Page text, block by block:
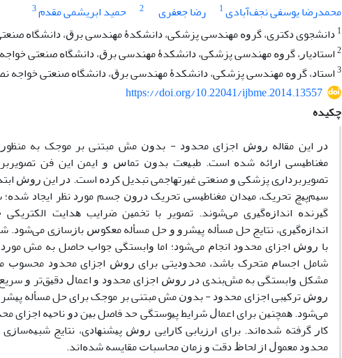
محمدرضا یوسفی نجف‌آبادی1 رضا جعفری 2 حمید ابریشمی مقدم3
1ﺩﺍﻧﺸﺠﻮی ﺩﻛﺘﺮی، ﮔﺮﻭﻩ ﻣﻬﻨﺪﺳﻰ ﭘﺰﺷﻜﻰ، ﺩﺍﻧﺸﻜﺪﮤ ﻣﻬﻨﺪﺳﻰ ﺑﺮﻕ، ﺩﺍﻧﺸﮕﺎﻩ
2ﺍﺳﺘﺎﺩﻳﺎﺭ، ﮔﺮﻭﻩ ﻣﻬﻨﺪﺳﻰ ﭘﺰﺷﻜﻰ، ﺩﺍﻧﺸﻜﺪﮤ ﻣﻬﻨﺪﺳﻰ ﺑﺮﻕ، ﺩﺍﻧﺸﮕﺎﻩ ﺻﻨﻌﺘﻰ
3ﺍﺳﺘﺎﺩ، ﮔﺮﻭﻩ ﻣﻬﻨﺪﺳﻰ ﭘﺰﺷﻜﻰ، ﺩﺍﻧﺸﻜﺪﮤ ﻣﻬﻨﺪﺳﻰ ﺑﺮﻕ، ﺩﺍﻧﺸﮕﺎﻩ ﺻﻨﻌﺘﻰ ﺧﻮﺍﺟﻪ
https://doi.org/10.22041/ijbme.2014.13557
چکیده
ﺩﺭ ﺍﻳﻦ ﻣﻘﺎﻟﻪ ﺭﻭﺵ ﺍﺟﺰﺍی ﻣﺤﺪﻭﺩ - ﺑﺪﻭﻥ ﻣﺶ ﻣﺒﺘﻨﻰ ﺑﺮ ﻣﻮﺟﮏ ﺑﻪ ﻣﻨﻈﻮﺭ
ﻣﻐﻨﺎﻃﻴﺴﻰ ﺍﺭﺍﺋﻪ ﺷﺪﻩ ﺍﺳﺖ. ﻃﺒﻴﻌﺖ ﺑﺪﻭﻥ ﺗﻤﺎﺱ ﻭ ﺍﻳﻤﻦ ﺍﻳﻦ ﻓﻦ
ﺗﺼﻮﻳﺮﺑﺮﺩﺍﺭی ﭘﺰﺷﻜﻰ ﻭ ﺻﻨﻌﺘﻰ ﻏﻴﺮﺗﻬﺎﺟﻤﻰ ﺗﺒﺪﻳﻞ ﻛﺮﺩﻩ ﺍﺳﺖ. ﺩﺭ ﺍﻳﻦ ﺭﻭﺵ
ﺳﻴﻢﭘﻴﭻ ﺗﺤﺮﻳﮏ، ﻣﻴﺪﺍﻥ ﻣﻐﻨﺎﻃﻴﺴﻰ ﺗﺤﺮﻳﮏ ﺩﺭﻭﻥ ﺟﺴﻢ ﻣﻮﺭﺩ ﻧﻈﺮ ﺍﻳﺠﺎﺩ ﺷﺪﻩ؛
ﮔﻴﺮﻧﺪﻩ ﺍﻧﺪﺍﺯﻩﮔﻴﺮی ﻣﻰﺷﻮﻧﺪ. ﺗﺼﻮﻳﺮ ﺑﺎ ﺗﺨﻤﻴﻦ ﺿﺮﺍﻳﺐ ﻫﺪﺍﻳﺖ
ﺍﻧﺪﺍﺯﻩﮔﻴﺮی، ﻧﺘﺎﻳﺞ ﺣﻞ ﻣﺴﺄﻟﻪ ﭘﻴﺸﺮﻭ ﻭ ﺣﻞ ﻣﺴﺄﻟﻪ ﻣﻌﻜﻮﺱ ﺑﺎﺯﺳﺎﺯی ﻣﻰﺷﻮﺩ.
ﺑﺎ ﺭﻭﺵ ﺍﺟﺰﺍی ﻣﺤﺪﻭﺩ ﺍﻧﺠﺎﻡ ﻣﻰﺷﻮﺩ؛ ﺍﻣﺎ ﻭﺍﺑﺴﺘﮕﻰ ﺟﻮﺍﺏ ﺣﺎﺻﻞ ﺑﻪ ﻣﺶ ﻣﻮﺭﺩ
ﺷﺎﻣﻞ ﺍﺟﺴﺎﻡ ﻣﺘﺤﺮک ﺑﺎﺷﺪ، ﻣﺤﺪﻭﺩﻳﺘﻰ ﺑﺮﺍی ﺭﻭﺵ ﺍﺟﺰﺍی ﻣﺤﺪﻭﺩ ﻣﺤﺴﻮﺏ
ﻣﺸﻜﻞ ﻭﺍﺑﺴﺘﮕﻰ ﺑﻪ ﻣﺶﺑﻨﺪی ﺩﺭ ﺭﻭﺵ ﺍﺟﺰﺍی ﻣﺤﺪﻭﺩ ﻭ ﺍﻋﻤﺎﻝ ﺩﻗﻴﻖﺗﺮ ﻭ
ﺭﻭﺵ ﺗﺮﻛﻴﺒﻰ ﺍﺟﺰﺍی ﻣﺤﺪﻭﺩ - ﺑﺪﻭﻥ ﻣﺶ ﻣﺒﺘﻨﻰ ﺑﺮ ﻣﻮﺟﮏ ﺑﺮﺍی ﺣﻞ ﻣﺴﺄﻟﻪ ﭘﻴﺸﺮﻭ
ﻣﻰﺷﻮﺩ. ﻫﻤﭽﻨﻴﻦ ﺑﺮﺍی ﺍﻋﻤﺎﻝ ﺷﺮﺍﻳﻂ ﭘﻴﻮﺳﺘﮕﻰ ﺣﺪ ﻓﺎﺻﻞ ﺑﻴﻦ ﺩﻭ ﻧﺎﺣﻴﻪ
ﻛﺎﺭ ﮔﺮﻓﺘﻪ ﺷﺪﻩﺍﻧﺪ. ﺑﺮﺍی ﺍﺭﺯﻳﺎﺑﻰ ﻛﺎﺭﺍﻳﻰ ﺭﻭﺵ ﭘﻴﺸﻨﻬﺎﺩی، ﻧﺘﺎﻳﺞ
ﻣﺤﺪﻭﺩ ﻣﻌﻤﻮﻝ ﺍﺯ ﻟﺤﺎﻅ ﺩﻗﺖ ﻭ ﺯﻣﺎﻥ ﻣﺤﺎﺳﺒﺎﺕ ﻣﻘﺎﻳﺴﻪ ﺷﺪﻩﺍﻧﺪ.